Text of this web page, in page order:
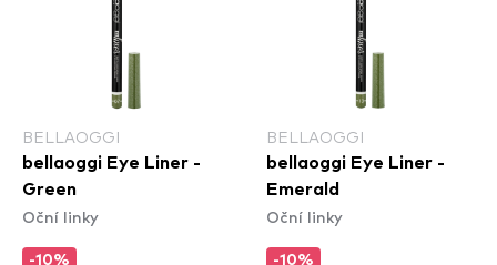
BELLAOGGI
bellaoggi Eye Liner -
Green
Oční linky
-10%
BELLAOGGI
bellaoggi Eye Liner -
Emerald
Oční linky
-10%